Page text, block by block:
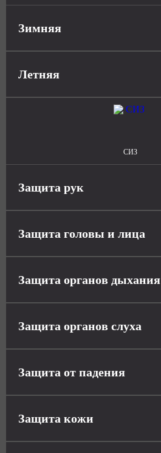
Зимняя
Летняя
СИЗ
Защита рук
Защита головы и лица
Защита органов дыхания
Защита органов слуха
Защита от падения
Защита кожи